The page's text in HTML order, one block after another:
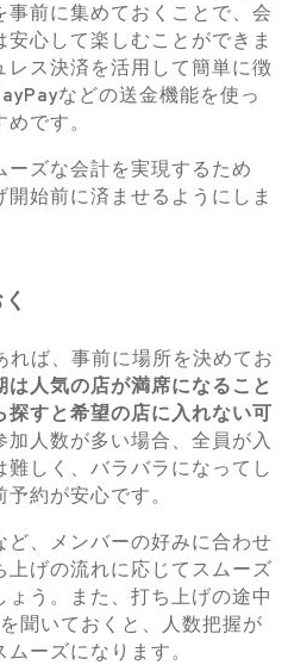
事前に集めておくことで、会
心して楽しむことができま
ス決済を活用して簡単に徴
などの送金機能を使っ
です。
ズな会計を実現するため
始前に済ませるようにしま
れば、事前に場所を決めてお
は人気の店が満席になること
探すと希望の店に入れない可
加人数が多い場合、全員が入
しく、バラバラになってし
約が安心です。
ど、メンバーの好みに合わせ
上げの流れに応じてスムーズ
う。また、打ち上げの途中
聞いておくと、人数把握が
ーズになります。